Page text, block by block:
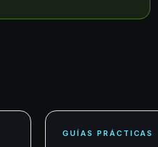
GUÍAS PRÁCTICAS